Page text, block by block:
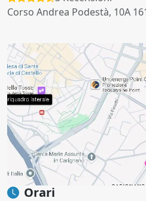
Corso Andrea Podestà, 10A
Orari